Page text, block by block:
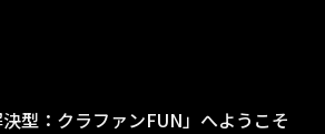
決型：クラファンFUN」へようこそ